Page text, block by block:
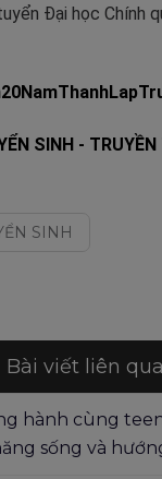
Đại học Chính
SINH -
SINH
Bài viết liên
hành cùng
sống và